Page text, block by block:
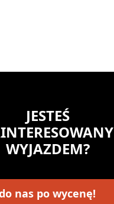
JESTEŚ
WYJAZDEM?
nas po wycenę!